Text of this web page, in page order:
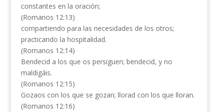
constantes en la oración;
(Romanos 12:13)
compartiendo para las necesidades de los otros;
practicando la hospitalidad.
(Romanos 12:14)
Bendecid a los que os persiguen; bendecid, y no
maldigáis.
(Romanos 12:15)
Gozaos con los que se gozan; llorad con los que lloran.
(Romanos 12:16)